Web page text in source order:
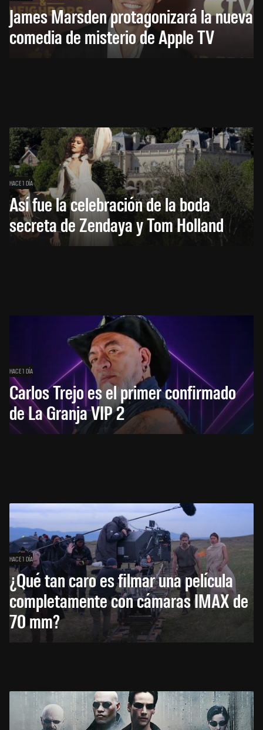
James Marsden protagonizará la nueva
comedia de misterio de Apple TV
HACE 1 DÍA
Así fue la celebración de la boda
secreta de Zendaya y Tom Holland
HACE 1 DÍA
Carlos Trejo es el primer confirmado
de La Granja VIP 2
HACE 1 DÍA
¿Qué tan caro es filmar una película
completamente con cámaras IMAX de
70 mm?